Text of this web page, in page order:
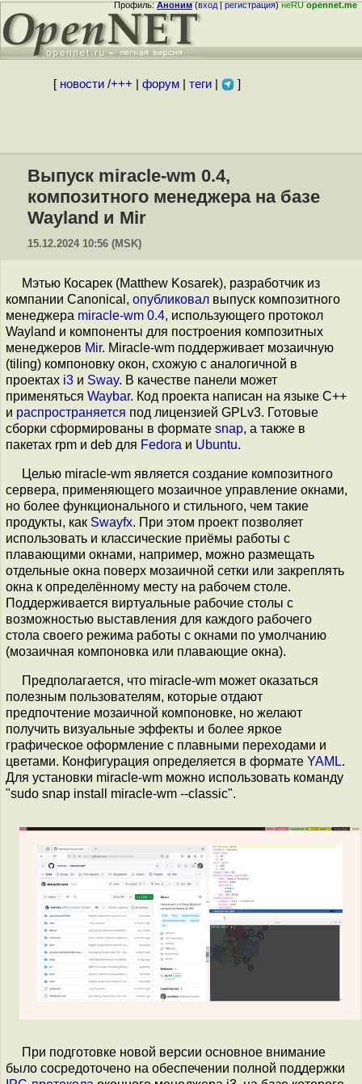
Профиль:Аноним(вход|регистрация)неRUopennet.me
[ новости/+++ форум| теги| ]
Выпуск miracle-wm 0.4,
композитного менеджера на базе
Wayland и Mir
15.12.2024 10:56 (MSK)
Мэтью Косарек (Matthew Kosarek), разработчик из
компании Canonical, опубликовал выпуск композитного
менеджера miracle-wm 0.4, использующего протокол
Wayland и компоненты для построения композитных
менеджеров Mir. Miracle-wm поддерживает мозаичную
(tiling) компоновку окон, схожую с аналогичной в
проектах i3 и Sway. В качестве панели может
применяться Waybar. Код проекта написан на языке C++
и распространяется под лицензией GPLv3. Готовые
сборки сформированы в формате snap, а также в
пакетах rpm и deb для Fedora и Ubuntu.
Целью miracle-wm является создание композитного
сервера, применяющего мозаичное управление окнами,
но более функционального и стильного, чем такие
продукты, как Swayfx. При этом проект позволяет
использовать и классические приёмы работы с
плавающими окнами, например, можно размещать
отдельные окна поверх мозаичной сетки или закреплять
окна к определённому месту на рабочем столе.
Поддерживается виртуальные рабочие столы с
возможностью выставления для каждого рабочего
стола своего режима работы с окнами по умолчанию
(мозаичная компоновка или плавающие окна).
Предполагается, что miracle-wm может оказаться
полезным пользователям, которые отдают
предпочтение мозаичной компоновке, но желают
получить визуальные эффекты и более яркое
графическое оформление с плавными переходами и
цветами. Конфигурация определяется в формате YAML.
Для установки miracle-wm можно использовать команду
"sudo snap install miracle-wm --classic".
При подготовке новой версии основное внимание
было сосредоточено на обеспечении полной поддержки